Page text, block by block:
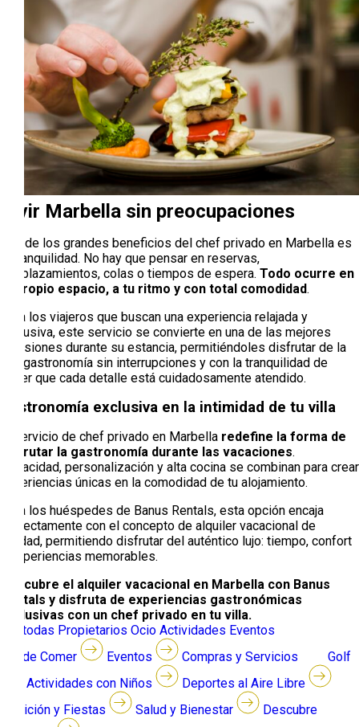
Vivir Marbella sin preocupaciones
Uno de los grandes beneficios del chef privado en Marbella es
la tranquilidad. No hay que pensar en reservas,
desplazamientos, colas o tiempos de espera. Todo ocurre en
tu propio espacio, a tu ritmo y con total comodidad.
Para los viajeros que buscan una experiencia relajada y
exclusiva, este servicio se convierte en una de las mejores
decisiones durante su estancia, permitiéndoles disfrutar de la
alta gastronomía sin interrupciones y con la tranquilidad de
saber que cada detalle está cuidadosamente atendido.
Gastronomía exclusiva en la intimidad de tu villa
El servicio de chef privado en Marbella redefine la forma de
disfrutar la gastronomía durante las vacaciones.
Privacidad, personalización y alta cocina se combinan para crear
experiencias únicas en la comodidad de tu alojamiento.
Para los huéspedes de Banus Rentals, esta opción encaja
perfectamente con el concepto de alquiler vacacional de
calidad, permitiendo disfrutar del auténtico lujo: tiempo, confort
y experiencias memorables.
Descubre el alquiler vacacional en Marbella con Banus
Rentals y disfruta de experiencias gastronómicas
exclusivas con un chef privado en tu villa.
Ver todas Propietarios Ocio Actividades Eventos
Dónde Comer
Eventos Compras y Servicios
Golf
Actividades con Niños
Deportes al Aire Libre
Tradición y Fiestas
Salud y Bienestar
Descubre